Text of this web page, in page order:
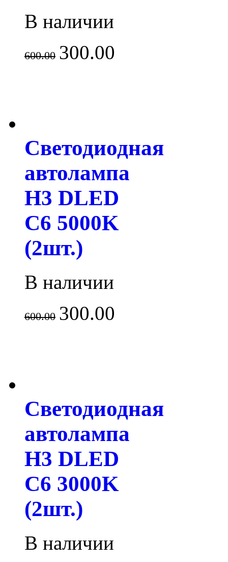
В наличии
600.00 300.00
Светодиодная
автолампа
H3 DLED
C6 5000K
(2шт.)
В наличии
600.00 300.00
Светодиодная
автолампа
H3 DLED
C6 3000K
(2шт.)
В наличии